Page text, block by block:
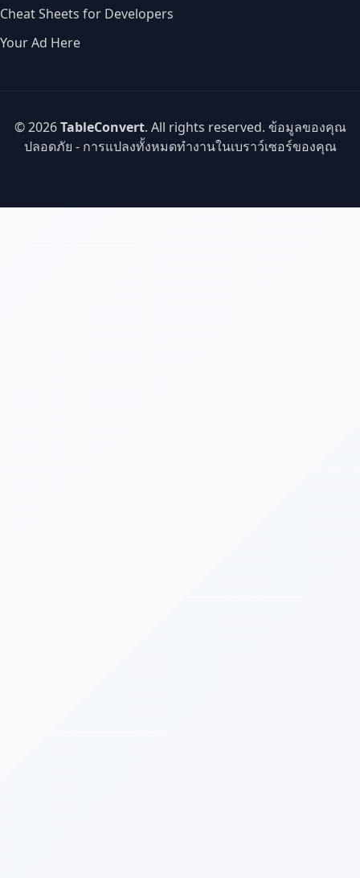
Cheat Sheets for Developers
Your Ad Here
© 2026TableConvert. All rights reserved. ข้อมูลของคุณ
ปลอดภัย - การแปลงทั้งหมดทำงานในเบราว์เซอร์ของคุณ